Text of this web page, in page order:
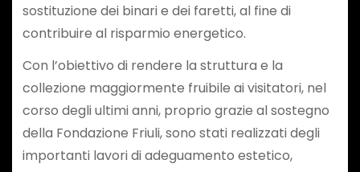
sostituzione dei binari e dei faretti, al fine di
contribuire al risparmio energetico.
Con l’obiettivo di rendere la struttura e la
collezione maggiormente fruibile ai visitatori, nel
corso degli ultimi anni, proprio grazie al sostegno
della Fondazione Friuli, sono stati realizzati degli
importanti lavori di adeguamento estetico,